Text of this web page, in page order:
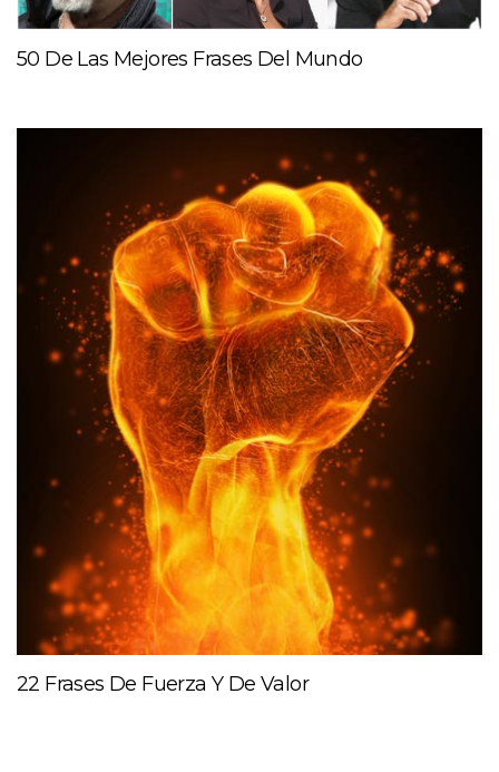
50 De Las Mejores Frases Del Mundo
22 Frases De Fuerza Y De Valor